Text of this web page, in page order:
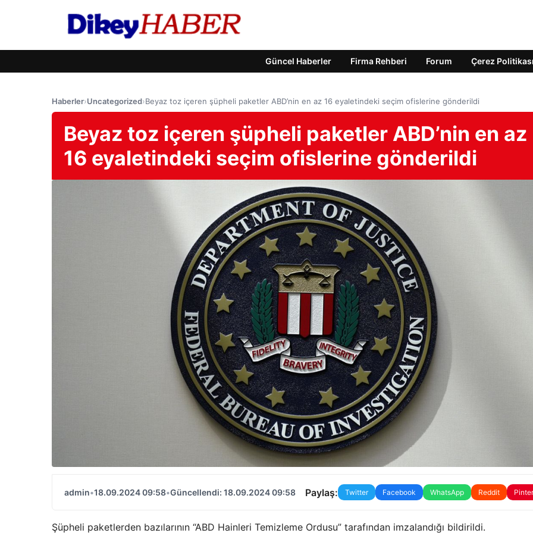
Güncel Haberler Firma Rehberi Forum Çerez Politikası
Haberler›Uncategorized›Beyaz toz içeren şüpheli paketler ABD’nin en az 16 eyaletindeki seçim ofislerine gönderildi
Beyaz toz içeren şüpheli paketler ABD’nin en az
16 eyaletindeki seçim ofislerine gönderildi
admin•18.09.2024 09:58•Güncellendi: 18.09.2024 09:58 Paylaş: Twitter Facebook WhatsApp Reddit
Şüpheli paketlerden bazılarının “ABD Hainleri Temizleme Ordusu” tarafından imzalandığı bildirildi.